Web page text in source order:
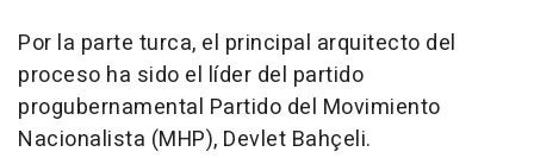
Por la parte turca, el principal arquitecto del
proceso ha sido el líder del partido
progubernamental Partido del Movimiento
Nacionalista (MHP), Devlet Bahçeli.